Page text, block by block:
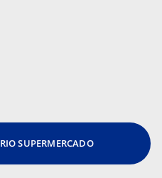
SUPERMERCADO